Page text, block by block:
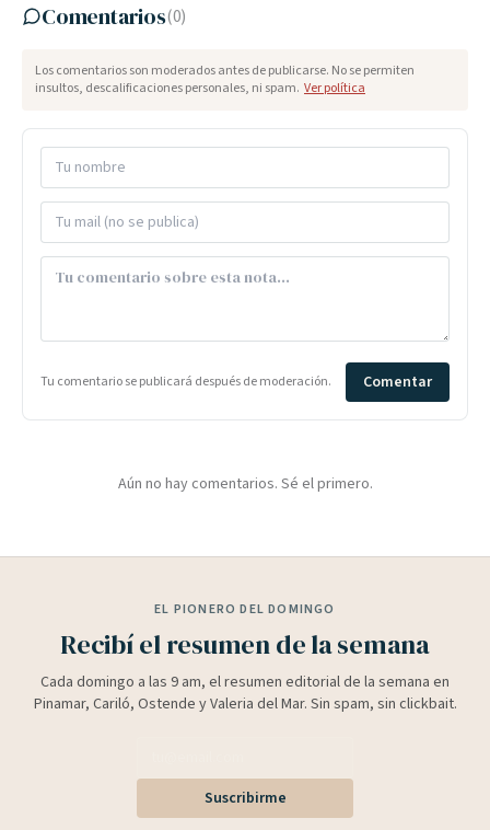
Comentarios(0)
Los comentarios son moderados antes de publicarse. No se permiten
insultos, descalificaciones personales, ni spam. Ver política
Tu comentario se publicará después de moderación. Comentar
Aún no hay comentarios. Sé el primero.
EL PIONERO DEL DOMINGO
Recibí el resumen de la semana
Cada domingo a las 9 am, el resumen editorial de la semana en
Pinamar, Cariló, Ostende y Valeria del Mar. Sin spam, sin clickbait.
Suscribirme